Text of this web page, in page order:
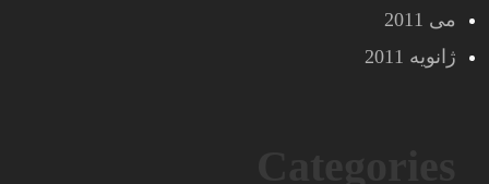
می 2011
ژانویه 2011